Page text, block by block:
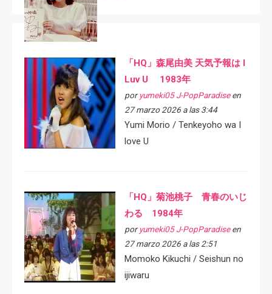
「HQ」森尾由美 天気予報は I
Luv U 1983年
por yumeki05 J-PopParadiseen
27 marzo 2026 a las 3:44
Yumi Morio / Tenkeyoho wa I
love U
「HQ」菊池桃子 青春のいじ
わる 1984年
por yumeki05 J-PopParadiseen
27 marzo 2026 a las 2:51
Momoko Kikuchi / Seishun no
ijiwaru